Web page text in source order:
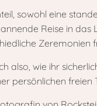
sowohl eine
Reise in
also, wie ihr
persönlichen freien